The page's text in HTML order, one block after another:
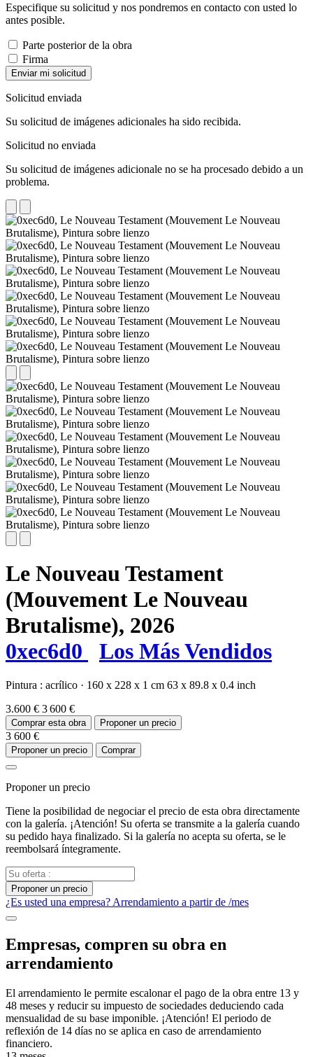
Especifique su solicitud y nos pondremos en contacto con usted lo
antes posible.
Parte posterior de la obra
Firma
Enviar mi solicitud
Solicitud enviada
Su solicitud de imágenes adicionales ha sido recibida.
Solicitud no enviada
Su solicitud de imágenes adicionale no se ha procesado debido a un
problema.
Le Nouveau Testament
(Mouvement Le Nouveau
Brutalisme), 2026
0xec6d0
Los Más Vendidos
Pintura : acrílico · 160 x 228 x 1 cm 63 x 89.8 x 0.4 inch
3.600 € 3 600 €
Comprar esta obra Proponer un precio
3 600 €
Proponer un precio Comprar
Proponer un precio
Tiene la posibilidad de negociar el precio de esta obra directamente
con la galería. ¡Atención! Su oferta se transmite a la galería cuando
su pedido haya finalizado. Si la galería no acepta su oferta, se le
reembolsará íntegramente.
Proponer un precio
¿Es usted una empresa? Arrendamiento a partir de /mes
Empresas, compren su obra en
arrendamiento
El arrendamiento le permite escalonar el pago de la obra entre 13 y
48 meses y reducir su impuesto de sociedades deduciendo cada
mensualidad de su base imponible. ¡Atención! El periodo de
reflexión de 14 días no se aplica en caso de arrendamiento
financiero.